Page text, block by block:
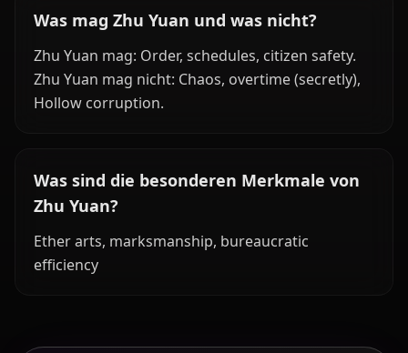
Was mag Zhu Yuan und was nicht?
Zhu Yuan mag: Order, schedules, citizen safety.
Zhu Yuan mag nicht: Chaos, overtime (secretly),
Hollow corruption.
Was sind die besonderen Merkmale von
Zhu Yuan?
Ether arts, marksmanship, bureaucratic
efficiency